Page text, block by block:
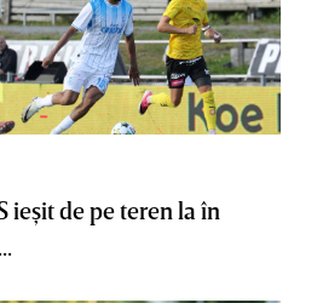
ieşit de pe teren la în